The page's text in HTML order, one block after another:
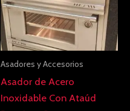
Asadores y Accesorios
Asador de Acero
Inoxidable Con Ataúd